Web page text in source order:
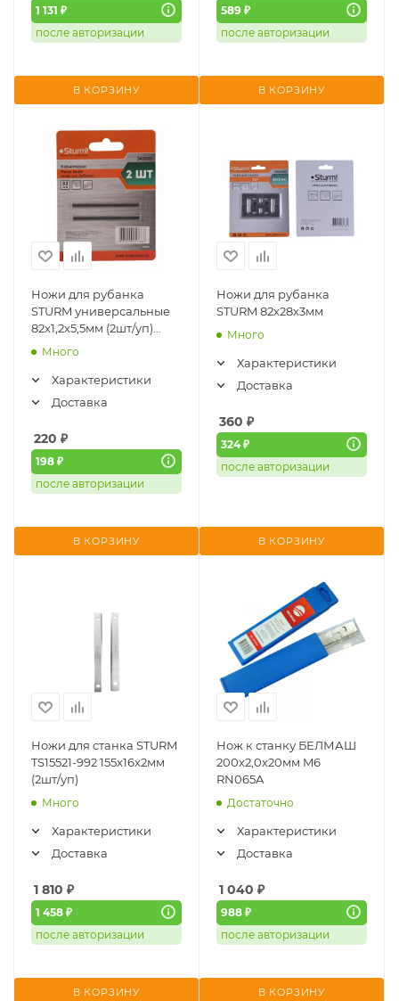
1 131 ₽
после авторизации
В КОРЗИНУ
589 ₽
после авторизации
В КОРЗИНУ
Ножи для рубанка
STURM универсальные
82х1,2х5,5мм (2шт/уп)
5430101
Много
Характеристики
Доставка
220 ₽
198 ₽
после авторизации
В КОРЗИНУ
Ножи для рубанка
STURM 82х28х3мм
Много
Характеристики
Доставка
360 ₽
324 ₽
после авторизации
В КОРЗИНУ
Ножи для станка STURM
TS15521-992 155x16x2мм
(2шт/уп)
Много
Характеристики
Доставка
1 810 ₽
1 458 ₽
после авторизации
В КОРЗИНУ
Нож к станку БЕЛМАШ
200х2,0х20мм M6
RN065A
Достаточно
Характеристики
Доставка
1 040 ₽
988 ₽
после авторизации
В КОРЗИНУ